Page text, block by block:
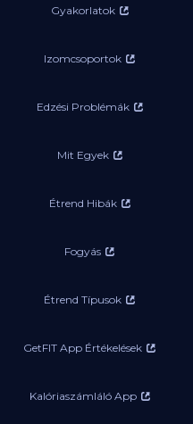
Gyakorlatok
Izomcsoportok
Edzési Problémák
Mit Egyek
Étrend Hibák
Fogyás
Étrend Típusok
GetFIT App Értékelések
Kalóriaszámláló App